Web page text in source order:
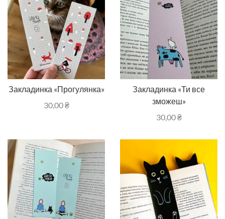
Закладинка «Прогулянка»
30,00₴
Закладинка «Ти все
зможеш»
30,00₴